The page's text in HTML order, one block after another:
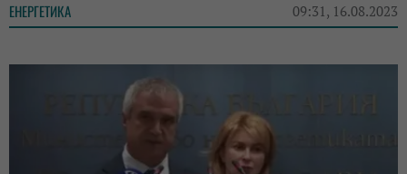
ЕНЕРГЕТИКА 09:31, 16.08.2023